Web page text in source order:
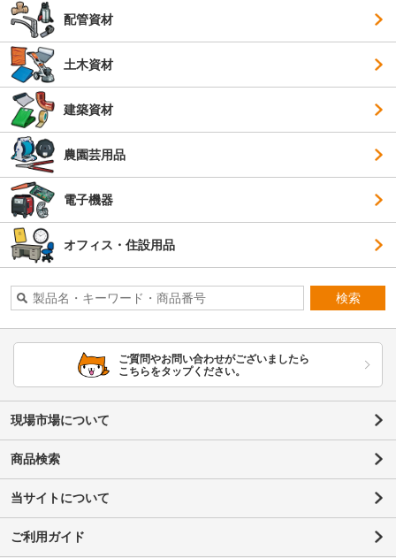
配管資材
土木資材
建築資材
農園芸用品
電子機器
オフィス・住設用品
検索
ご質問やお問い合わせがございましたら
こちらをタップください。
現場市場について
商品検索
当サイトについて
ご利用ガイド